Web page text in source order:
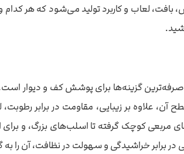
لعاب و کاربرد تولید می‌شود که هر کدام
گزینه‌ها برای پوشش کف و دیوار
علاوه بر زیبایی، مقاومت در برابر
کوچک گرفته تا اسلب‌های بزرگ، و برای
خراشیدگی و سهولت در نظافت، آن را به